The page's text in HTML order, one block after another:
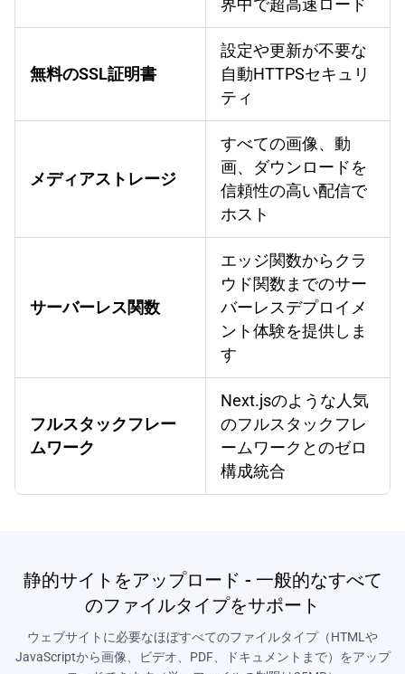
界中で超高速ロード
無料のSSL証明書
設定や更新が不要な
自動HTTPSセキュリ
ティ
メディアストレージ
すべての画像、動
画、ダウンロードを
信頼性の高い配信で
ホスト
サーバーレス関数
エッジ関数からクラ
ウド関数までのサー
バーレスデプロイメ
ント体験を提供しま
す
フルスタックフレー
ムワーク
Next.jsのような人気
のフルスタックフレ
ームワークとのゼロ
構成統合
静的サイトをアップロード - 一般的なすべて
のファイルタイプをサポート
ウェブサイトに必要なほぼすべてのファイルタイプ（HTMLや
JavaScriptから画像、ビデオ、PDF、ドキュメントまで）をアップ